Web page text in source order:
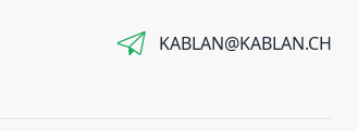
KABLAN@KABLAN.CH